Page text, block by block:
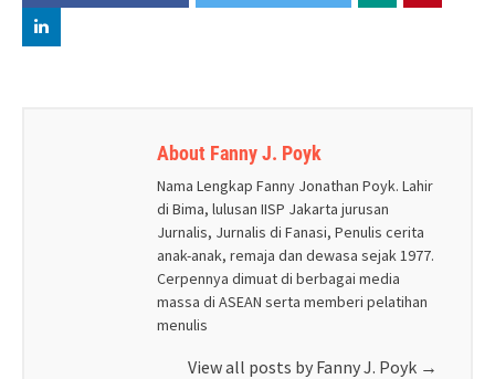
About Fanny J. Poyk
Nama Lengkap Fanny Jonathan Poyk. Lahir
di Bima, lulusan IISP Jakarta jurusan
Jurnalis, Jurnalis di Fanasi, Penulis cerita
anak-anak, remaja dan dewasa sejak 1977.
Cerpennya dimuat di berbagai media
massa di ASEAN serta memberi pelatihan
menulis
View all posts by Fanny J. Poyk →